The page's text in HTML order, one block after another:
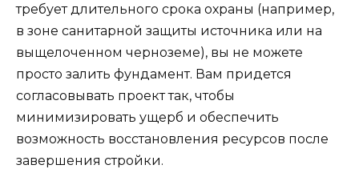
требует длительного срока охраны (например,
в зоне санитарной защиты источника или на
выщелоченном черноземе), вы не можете
просто залить фундамент. Вам придется
согласовывать проект так, чтобы
минимизировать ущерб и обеспечить
возможность восстановления ресурсов после
завершения стройки.